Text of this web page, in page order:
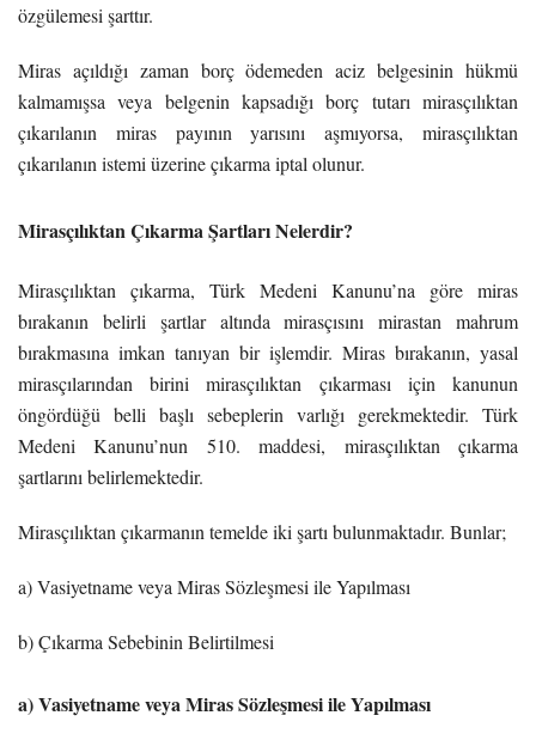
özgülemesi şarttır.
Miras açıldığı zaman borç ödemeden aciz belgesinin hükmü
kalmamışsa veya belgenin kapsadığı borç tutarı mirasçılıktan
çıkarılanın miras payının yarısını aşmıyorsa, mirasçılıktan
çıkarılanın istemi üzerine çıkarma iptal olunur.
Mirasçılıktan Çıkarma Şartları Nelerdir?
Mirasçılıktan çıkarma, Türk Medeni Kanunu’na göre miras
bırakanın belirli şartlar altında mirasçısını mirastan mahrum
bırakmasına imkan tanıyan bir işlemdir. Miras bırakanın, yasal
mirasçılarından birini mirasçılıktan çıkarması için kanunun
öngördüğü belli başlı sebeplerin varlığı gerekmektedir. Türk
Medeni Kanunu’nun 510. maddesi, mirasçılıktan çıkarma
şartlarını belirlemektedir.
Mirasçılıktan çıkarmanın temelde iki şartı bulunmaktadır. Bunlar;
a) Vasiyetname veya Miras Sözleşmesi ile Yapılması
b) Çıkarma Sebebinin Belirtilmesi
a) Vasiyetname veya Miras Sözleşmesi ile Yapılması